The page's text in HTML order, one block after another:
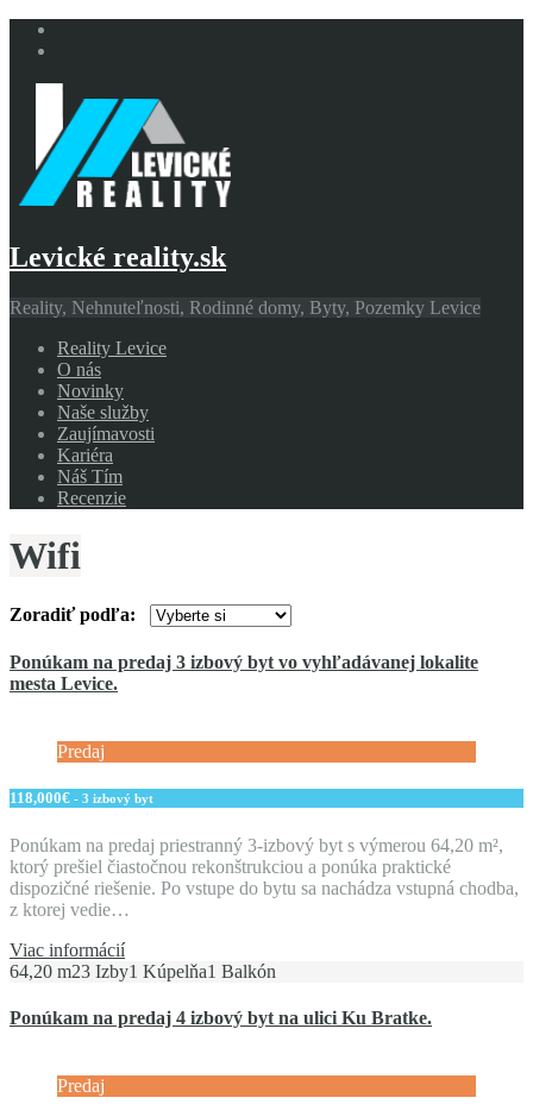
Levické reality.sk
Reality, Nehnuteľnosti, Rodinné domy, Byty, Pozemky Levice
Reality Levice
O nás
Novinky
Naše služby
Zaujímavosti
Kariéra
Náš Tím
Recenzie
Wifi
Zoradiť podľa:
Ponúkam na predaj 3 izbový byt vo vyhľadávanej lokalite
mesta Levice.
Predaj
118,000€ - 3 izbový byt
Ponúkam na predaj priestranný 3-izbový byt s výmerou 64,20 m²,
ktorý prešiel čiastočnou rekonštrukciou a ponúka praktické
dispozičné riešenie. Po vstupe do bytu sa nachádza vstupná chodba,
z ktorej vedie…
Viac informácií
64,20 m23 Izby1 Kúpelňa1 Balkón
Ponúkam na predaj 4 izbový byt na ulici Ku Bratke.
Predaj